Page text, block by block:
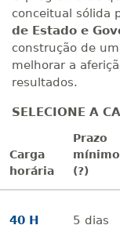
conceitual sólida
de Estado e
construção de
melhorar a
resultados.
SELECIONE A
Carga
horária
Prazo
mínimo
(?)
40 H 5 dias